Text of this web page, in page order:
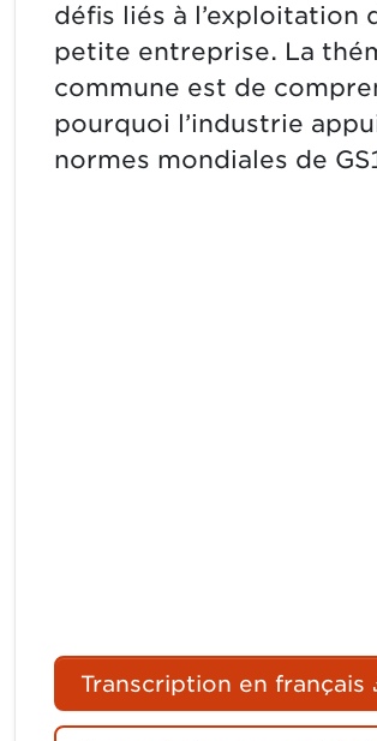
défis liés à l’exploitation
petite entreprise. La
commune est de
pourquoi l’industrie
normes mondiales de
Transcription en français